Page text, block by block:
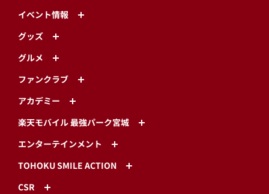
イベント情報
グッズ
グルメ
ファンクラブ
アカデミー
楽天モバイル 最強パーク宮城
エンターテインメント
TOHOKU SMILE ACTION
CSR